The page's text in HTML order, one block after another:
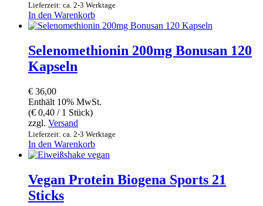
Lieferzeit: ca. 2-3 Werktage
In den Warenkorb
Selenomethionin 200mg Bonusan 120
Kapseln
€ 36,00
Enthält 10% MwSt.
(€ 0,40 / 1 Stück)
zzgl. Versand
Lieferzeit: ca. 2-3 Werktage
In den Warenkorb
Vegan Protein Biogena Sports 21
Sticks